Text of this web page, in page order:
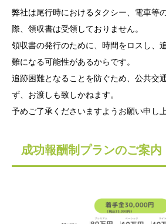
弊社は尾行時におけるタクシー、電車等
際、領収書は受領しておりません。
領収書の発行のために、時間をロスし、
難になる可能性があるからです。
追跡困難となることを防ぐため、公共交
ず、お渡しも致しかねます。
予めご了承くださいますようお願い申し上
成功報酬制プランのご案内